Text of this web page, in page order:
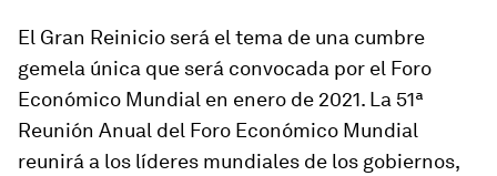
El Gran Reinicio será el tema de una cumbre
gemela única que será convocada por el Foro
Económico Mundial en enero de 2021. La 51ª
Reunión Anual del Foro Económico Mundial
reunirá a los líderes mundiales de los gobiernos,